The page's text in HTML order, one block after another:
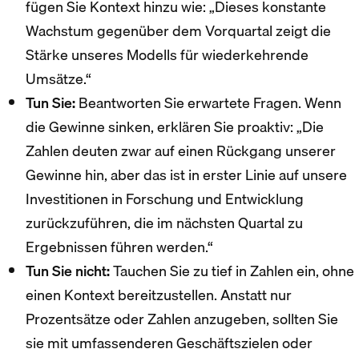
fügen Sie Kontext hinzu wie: „Dieses konstante
Wachstum gegenüber dem Vorquartal zeigt die
Stärke unseres Modells für wiederkehrende
Umsätze.“
Tun Sie:Beantworten Sie erwartete Fragen. Wenn
die Gewinne sinken, erklären Sie proaktiv: „Die
Zahlen deuten zwar auf einen Rückgang unserer
Gewinne hin, aber das ist in erster Linie auf unsere
Investitionen in Forschung und Entwicklung
zurückzuführen, die im nächsten Quartal zu
Ergebnissen führen werden.“
Tun Sie nicht:Tauchen Sie zu tief in Zahlen ein, ohne
einen Kontext bereitzustellen. Anstatt nur
Prozentsätze oder Zahlen anzugeben, sollten Sie
sie mit umfassenderen Geschäftszielen oder